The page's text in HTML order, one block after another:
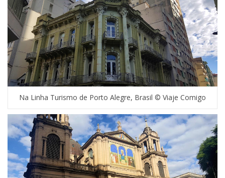
Na Linha Turismo de Porto Alegre, Brasil © Viaje Comigo